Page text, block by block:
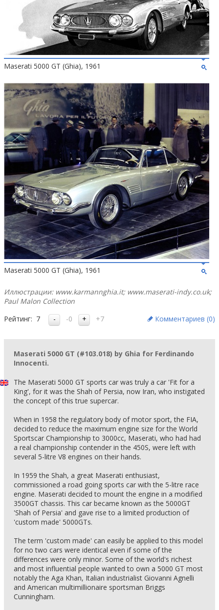
Maserati 5000 GT (Ghia), 1961
Maserati 5000 GT (Ghia), 1961
Иллюстрации: www.karmannghia.it; www.maserati-indy.co.uk;
Paul Malon Collection
Рейтинг: 7 -0 +7 Комментариев (0)
Maserati 5000 GT (#103.018) by Ghia for Ferdinando
Innocenti.
The Maserati 5000 GT sports car was truly a car 'Fit for a
King', for it was the Shah of Persia, now Iran, who instigated
the concept of this true supercar.
When in 1958 the regulatory body of motor sport, the FIA,
decided to reduce the maximum engine size for the World
Sportscar Championship to 3000cc, Maserati, who had had
a real championship contender in the 450S, were left with
several 5-litre V8 engines on their hands.
In 1959 the Shah, a great Maserati enthusiast,
commissioned a road going sports car with the 5-litre race
engine. Maserati decided to mount the engine in a modified
3500GT chassis. This car became known as the 5000GT
'Shah of Persia' and gave rise to a limited production of
'custom made' 5000GTs.
The term 'custom made' can easily be applied to this model
for no two cars were identical even if some of the
differences were only minor. Some of the world's richest
and most influential people wanted to own a 5000 GT most
notably the Aga Khan, Italian industrialist Giovanni Agnelli
and American multimillionaire sportsman Briggs
Cunningham.